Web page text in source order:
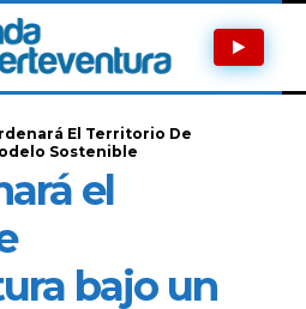
El Territorio De
Sostenible
el
bajo un